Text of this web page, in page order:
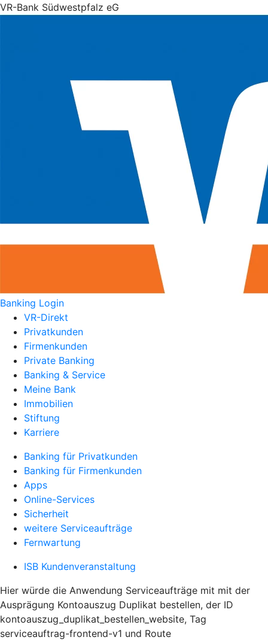
VR-Bank Südwestpfalz eG
Banking Login
VR-Direkt
Privatkunden
Firmenkunden
Private Banking
Banking & Service
Meine Bank
Immobilien
Stiftung
Karriere
Banking für Privatkunden
Banking für Firmenkunden
Apps
Online-Services
Sicherheit
weitere Serviceaufträge
Fernwartung
ISB Kundenveranstaltung
Hier würde die Anwendung Serviceaufträge mit mit der
Ausprägung Kontoauszug Duplikat bestellen, der ID
kontoauszug_duplikat_bestellen_website, Tag
serviceauftrag-frontend-v1 und Route